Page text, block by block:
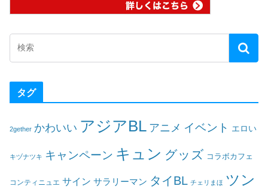
タグ
2gether かわいい アジアBL アニメ イベント エロい
キヅナツキ キャンペーン キュン グッズ コラボカフェ
コンティニュエ サイン サラリーマン タイBL チェリまほ ツン